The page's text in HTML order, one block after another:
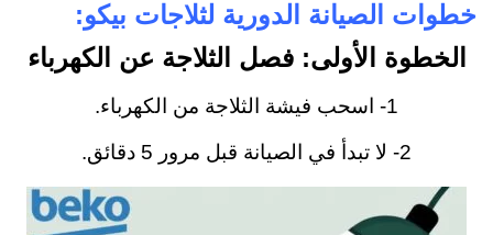
خطوات الصيانة الدورية لثلاجات بيكو:
الخطوة الأولى: فصل الثلاجة عن الكهرباء
1- اسحب فيشة الثلاجة من الكهرباء.
2- لا تبدأ في الصيانة قبل مرور 5 دقائق.